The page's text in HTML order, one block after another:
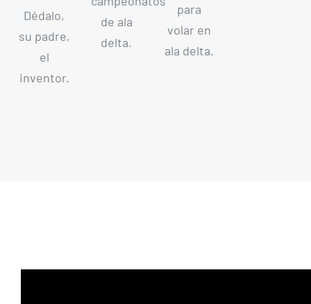
Dédalo,
su padre,
el
inventor.
de ala
delta.
para
volar en
ala delta.